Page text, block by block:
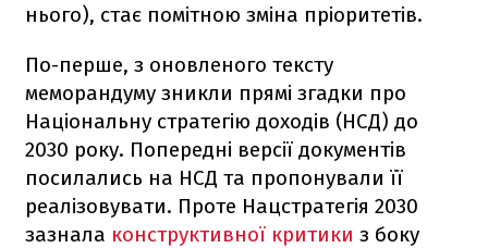
нього), стає помітною зміна пріоритетів.
По-перше, з оновленого тексту
меморандуму зникли прямі згадки про
Національну стратегію доходів (НСД) до
2030 року. Попередні версії документів
посилались на НСД та пропонували її
реалізовувати. Проте Нацстратегія 2030
зазнала конструктивної критики з боку